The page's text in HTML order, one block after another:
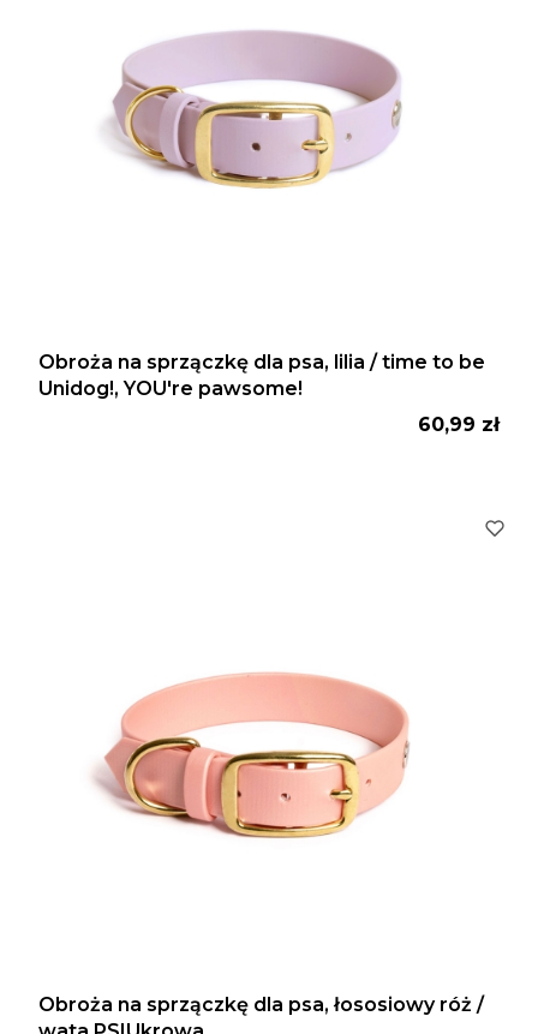
Obroża na sprzączkę dla psa, lilia / time to be
Unidog!, YOU're pawsome!
Cena
60,99 zł
Obroża na sprzączkę dla psa, łososiowy róż /